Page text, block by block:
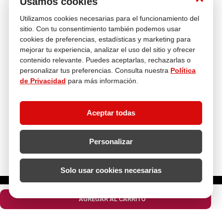
Utilizamos cookies necesarias para el funcionamiento del
sitio. Con tu consentimiento también podemos usar
cookies de preferencias, estadísticas y marketing para
mejorar tu experiencia, analizar el uso del sitio y ofrecer
contenido relevante. Puedes aceptarlas, rechazarlas o
personalizar tus preferencias. Consulta nuestra Política
de Privacidad para más información.
Aceptar todas
Personalizar
Solo usar cookies necesarias
AGREGAR AL CARRITO
telefónica
tranquilidad
Múltiples
Medios de pago
Devoluciones
Asesoría
En tus compras
¿Necesitas ayuda con tu compra?
hola@multitop.pe
Central Telefónica: 01 619 4444
Kimberly Garcia
kgarcia@multitop.pe
Av. Iquitos 670 - 699, La Victoria
L-S: 8:00 a.m. - 6:30 p.m.